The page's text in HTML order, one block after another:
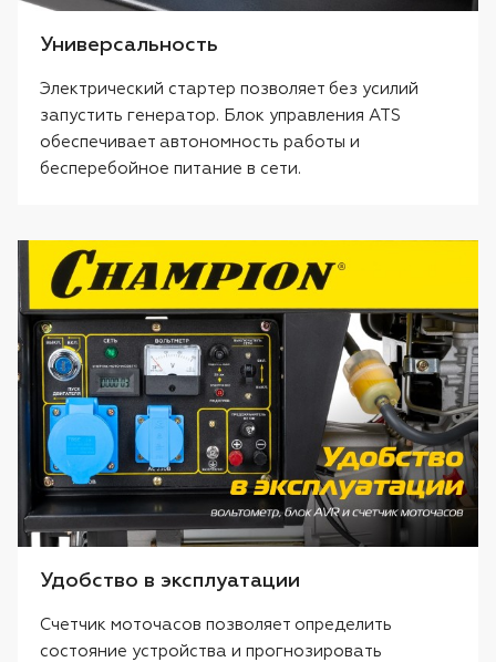
Универсальность
Электрический стартер позволяет без усилий
запустить генератор. Блок управления ATS
обеспечивает автономность работы и
бесперебойное питание в сети.
Удобство в эксплуатации
Счетчик моточасов позволяет определить
состояние устройства и прогнозировать